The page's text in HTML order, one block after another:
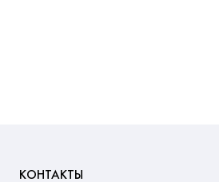
КОНТАКТЫ